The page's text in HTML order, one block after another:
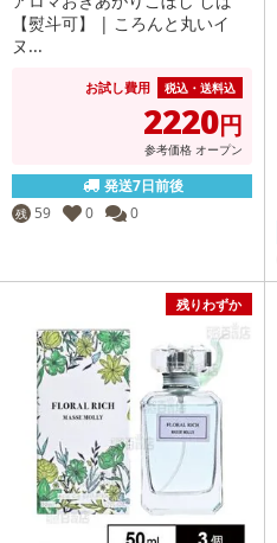
【熨斗可】 | ころんと丸いイ
ヌ...
お試し費用 税込・送料込
2220円
参考価格 オープン
発送7日前後
残 59 0 0
残りわずか